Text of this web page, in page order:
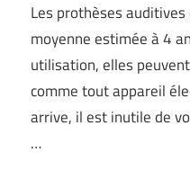
Les prothèses
moyenne estimée à 4
utilisation, elles
comme tout appareil
arrive, il est inutile de
…